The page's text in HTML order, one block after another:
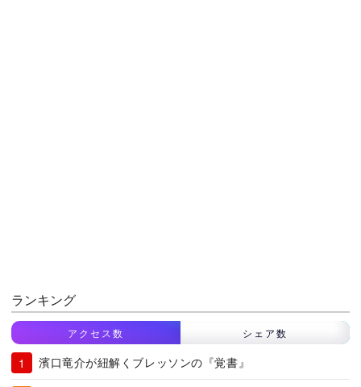
ランキング
アクセス数 シェア数
濱口竜介が紐解くブレッソンの『覚書』